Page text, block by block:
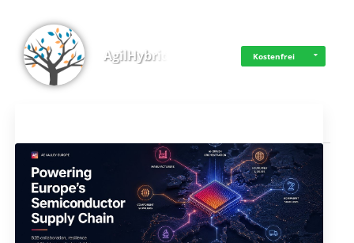
AgilHybrid Kostenfrei